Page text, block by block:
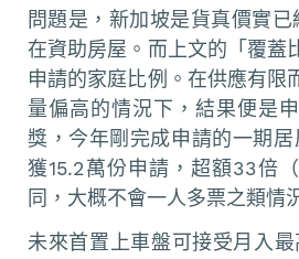
問題是，新加坡是貨真價實
在資助房屋。而上文的「覆蓋
申請的家庭比例。在供應有限
量偏高的情況下，結果便是
獎，今年剛完成申請的一期
獲15.2萬份申請，超額33倍
同，大概不會一人多票之類情
未來首置上車盤可接受月入